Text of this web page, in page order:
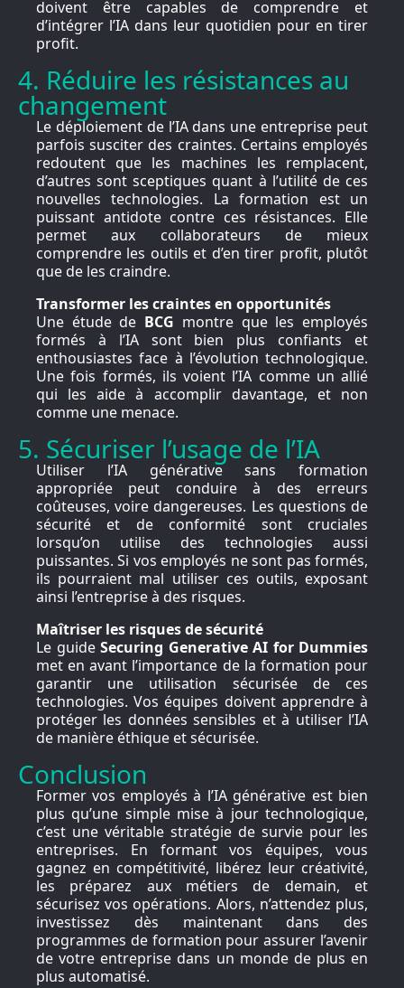
doivent être capables de comprendre et
d’intégrer l’IA dans leur quotidien pour en tirer
profit.
4. Réduire les résistances au
changement
Le déploiement de l’IA dans une entreprise peut
parfois susciter des craintes. Certains employés
redoutent que les machines les remplacent,
d’autres sont sceptiques quant à l’utilité de ces
nouvelles technologies. La formation est un
puissant antidote contre ces résistances. Elle
permet aux collaborateurs de mieux
comprendre les outils et d’en tirer profit, plutôt
que de les craindre.
Transformer les craintes en opportunités
Une étude de BCG montre que les employés
formés à l’IA sont bien plus confiants et
enthousiastes face à l’évolution technologique.
Une fois formés, ils voient l’IA comme un allié
qui les aide à accomplir davantage, et non
comme une menace.
5. Sécuriser l’usage de l’IA
Utiliser l’IA générative sans formation
appropriée peut conduire à des erreurs
coûteuses, voire dangereuses. Les questions de
sécurité et de conformité sont cruciales
lorsqu’on utilise des technologies aussi
puissantes. Si vos employés ne sont pas formés,
ils pourraient mal utiliser ces outils, exposant
ainsi l’entreprise à des risques.
Maîtriser les risques de sécurité
Le guide Securing Generative AI for Dummies
met en avant l’importance de la formation pour
garantir une utilisation sécurisée de ces
technologies. Vos équipes doivent apprendre à
protéger les données sensibles et à utiliser l’IA
de manière éthique et sécurisée.
Conclusion
Former vos employés à l’IA générative est bien
plus qu’une simple mise à jour technologique,
c’est une véritable stratégie de survie pour les
entreprises. En formant vos équipes, vous
gagnez en compétitivité, libérez leur créativité,
les préparez aux métiers de demain, et
sécurisez vos opérations. Alors, n’attendez plus,
investissez dès maintenant dans des
programmes de formation pour assurer l’avenir
de votre entreprise dans un monde de plus en
plus automatisé.